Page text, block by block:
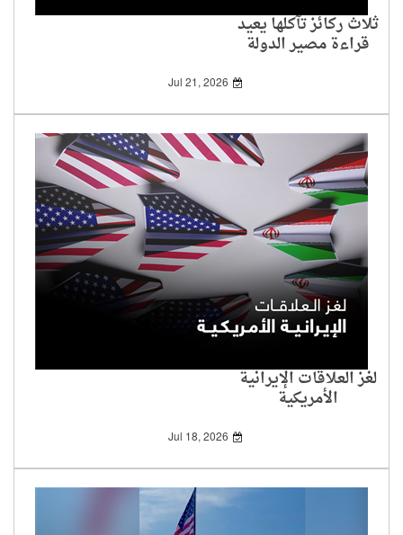
ثلاث ركائز تآكلها يعيد
قراءة مصير الدولة
Jul 21, 2026
لغز العلاقات الإيرانية
الأمريكية
Jul 18, 2026